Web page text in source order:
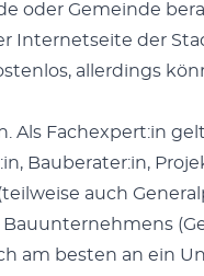
oder Gemeinde
Inter­net­seite der
allerd­ings
Als Fachexpert:in
Bauberater:in,
auch
am besten an ein